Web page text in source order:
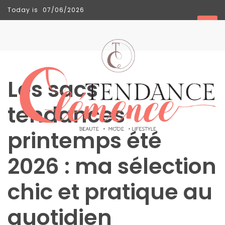
Sac
Floral
Tote
Bag
de Silkyhaus :
mon
avis
sur
Today is 07/06/2026
Les sacs
tendances
printemps été
2026 : ma sélection
chic et pratique au
quotidien